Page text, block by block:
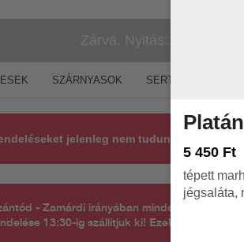
SZÁRNYASOK SERTÉS-MARHA
jelenleg nem tudunk fogadni, a
- Zamárdi irányában minden nap
13:30-ig szállítjuk ki! Ezek az
5 450 Ft
tépett
jégsaláta,